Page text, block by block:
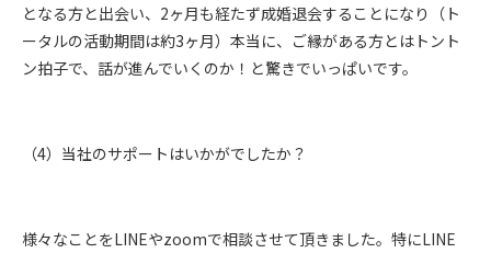
となる方と出会い、2ヶ月も経たず成婚退会することになり（ト
ータルの活動期間は約3ヶ月）本当に、ご縁がある方とはトント
ン拍子で、話が進んでいくのか！と驚きでいっぱいです。
（4）当社のサポートはいかがでしたか？
様々なことをLINEやzoomで相談させて頂きました。特にLINE